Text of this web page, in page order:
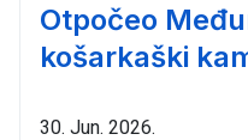
Otpočeo
košarkaški
30. Jun. 2026.